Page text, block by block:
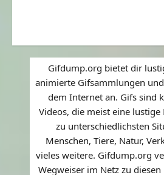
Gifdump.org bietet dir
animierte Gifsammlungen
dem Internet an. Gifs sind
Videos, die meist eine lustige
zu unterschiedlichsten
Menschen, Tiere, Natur,
vieles weitere. Gifdump.org
Wegweiser im Netz zu